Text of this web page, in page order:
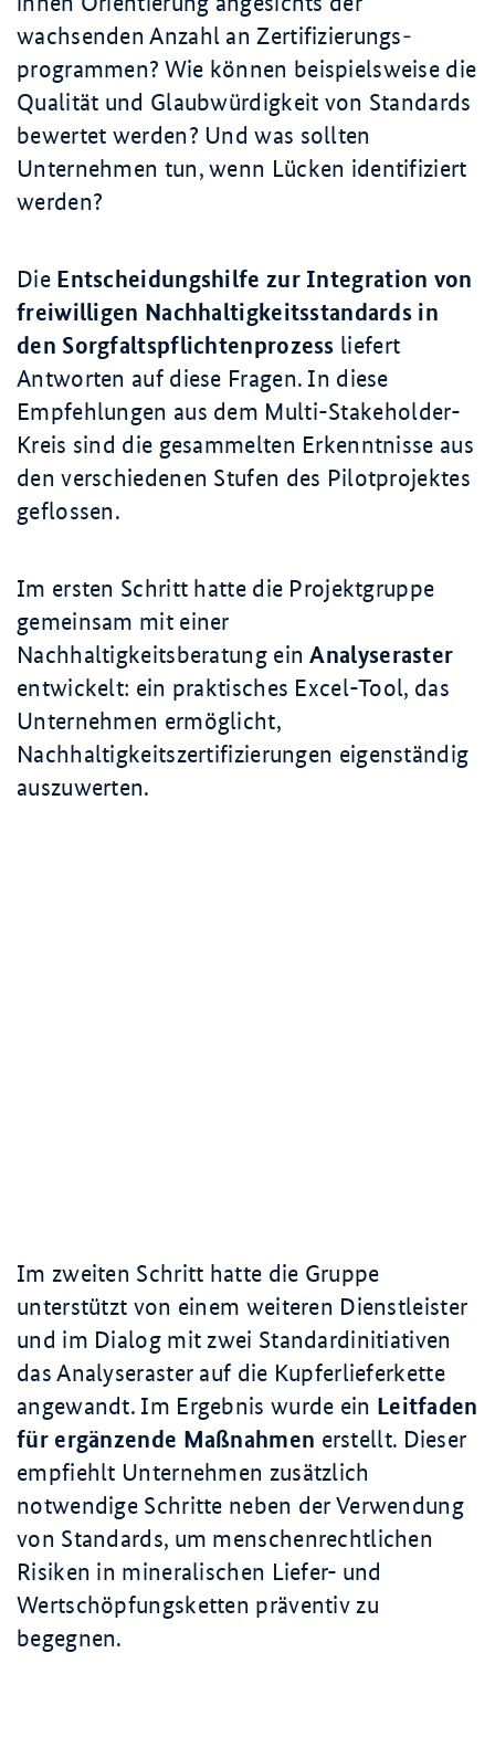
wachsenden Anzahl an Zertifizierungs­
programmen? Wie können beispielsweise die
Qualität und Glaubwürdigkeit von Standards
bewertet werden? Und was sollten
Unternehmen tun, wenn Lücken identifiziert
werden?
Die Entscheidungshilfe zur Integration von
freiwilligen Nachhaltigkeitsstandards in
den Sorgfaltspflichtenprozess liefert
Antworten auf diese Fragen. In diese
Empfehlungen aus dem Multi-Stakeholder-
Kreis sind die gesammelten Erkenntnisse aus
den verschiedenen Stufen des Pilotprojektes
geflossen.
Im ersten Schritt hatte die Projektgruppe
gemeinsam mit einer
Nachhaltigkeitsberatung einAnalyseraster
entwickelt: ein praktisches Excel-Tool, das
Unternehmen ermöglicht,
Nachhaltigkeitszertifizierungen eigenständig
auszuwerten.
Im zweiten Schritt hatte die Gruppe
unterstützt von einem weiteren Dienstleister
und im Dialog mit zwei Standardinitiativen
das Analyseraster auf die Kupferlieferkette
angewandt. Im Ergebnis wurde ein Leitfaden
für ergänzende Maßnahmen erstellt. Dieser
empfiehlt Unternehmen zusätzlich
notwendige Schritte neben der Verwendung
von Standards, um menschenrechtlichen
Risiken in mineralischen Liefer- und
Wertschöpfungsketten präventiv zu
begegnen.